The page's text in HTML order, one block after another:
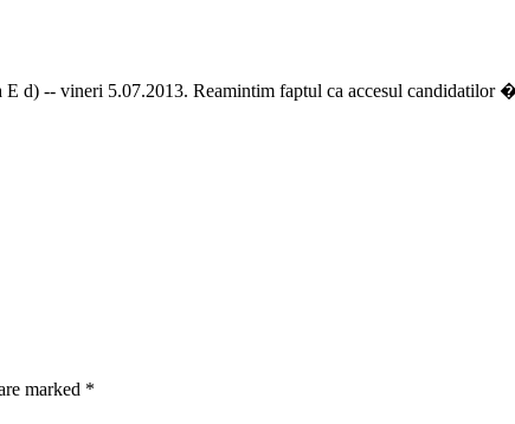
E d) -- vineri 5.07.2013. Reamintim faptul ca accesul
marked *